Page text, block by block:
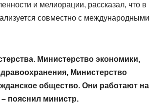
и мелиорации, рассказал, что в
совместно с международными
Министерство экономики,
Министерство
общество. Они работают на
пояснил министр.